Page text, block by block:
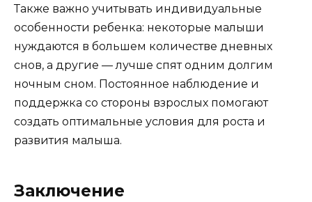
Также важно учитывать индивидуальные
особенности ребенка: некоторые малыши
нуждаются в большем количестве дневных
снов, а другие — лучше спят одним долгим
ночным сном. Постоянное наблюдение и
поддержка со стороны взрослых помогают
создать оптимальные условия для роста и
развития малыша.
Заключение